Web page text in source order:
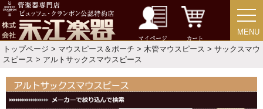
マイページ カート
MENU
MENU
トップページ > マウスピース＆ポーチ > 木管マウスピース > サックスマウ
スピース > アルトサックスマウスピース